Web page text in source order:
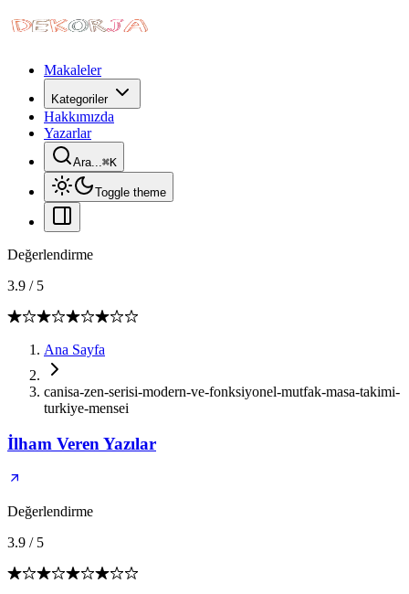
Makaleler
Kategoriler
Hakkımızda
Yazarlar
Ara...⌘K
Toggle theme
Değerlendirme
3.9 / 5
Ana Sayfa
canisa-zen-serisi-modern-ve-fonksiyonel-mutfak-masa-takimi-
turkiye-mensei
İlham Veren Yazılar
Değerlendirme
3.9 / 5